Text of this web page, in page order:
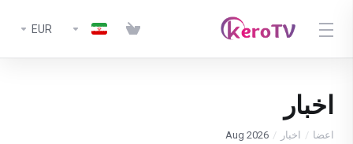
EUR
اخبار
اعضا اخبار Aug 2026